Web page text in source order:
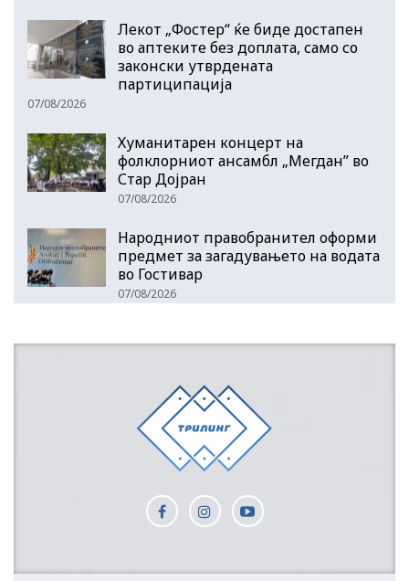
Лекот „Фостер“ ќе биде достапен
во аптеките без доплата, само со
законски утврдената
партиципација
07/08/2026
Хуманитарен концерт на
фолклорниот ансамбл „Мегдан” во
Стар Дојран
07/08/2026
Народниот правобранител оформи
предмет за загадувањето на водата
во Гостивар
07/08/2026